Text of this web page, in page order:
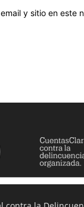
y sitio en este